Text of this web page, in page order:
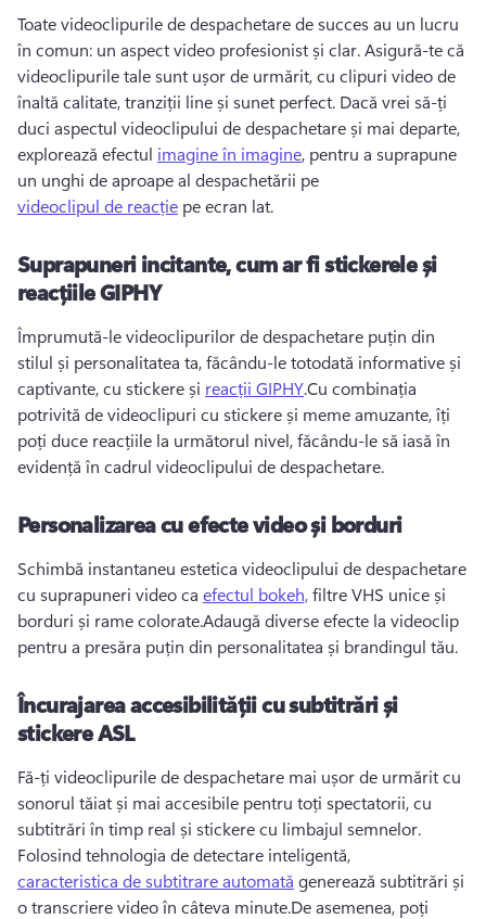
Toate videoclipurile de despachetare de succes au un lucru
în comun: un aspect video profesionist și clar. Asigură-te că
videoclipurile tale sunt ușor de urmărit, cu clipuri video de
înaltă calitate, tranziții line și sunet perfect. Dacă vrei să-ți
duci aspectul videoclipului de despachetare și mai departe,
explorează efectul imagine în imagine, pentru a suprapune
un unghi de aproape al despachetării pe
videoclipul de reacție pe ecran lat.
Suprapuneri incitante, cum ar fi stickerele și
reacțiile GIPHY
Împrumută-le videoclipurilor de despachetare puțin din
stilul și personalitatea ta, făcându-le totodată informative și
captivante, cu stickere și reacții GIPHY.Cu combinația
potrivită de videoclipuri cu stickere și meme amuzante, îți
poți duce reacțiile la următorul nivel, făcându-le să iasă în
evidență în cadrul videoclipului de despachetare.
Personalizarea cu efecte video și borduri
Schimbă instantaneu estetica videoclipului de despachetare
cu suprapuneri video ca efectul bokeh, filtre VHS unice și
borduri și rame colorate.Adaugă diverse efecte la videoclip
pentru a presăra puțin din personalitatea și brandingul tău.
Încurajarea accesibilității cu subtitrări și
stickere ASL
Fă-ți videoclipurile de despachetare mai ușor de urmărit cu
sonorul tăiat și mai accesibile pentru toți spectatorii, cu
Folosind tehnologia de detectare inteligentă,
caracteristica de subtitrare automată generează subtitrări și
o transcriere video în câteva minute.De asemenea, poți